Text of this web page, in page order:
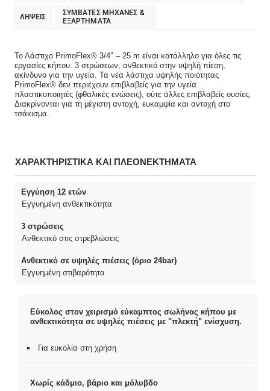
ΛΗΨΕΙΣ
ΣΥΜΒΑΤΕΣ ΜΗΧΑΝΕΣ &
ΕΞΑΡΤΗΜΑΤΑ
Το Λάστιχο PrimoFlex® 3/4″ – 25 m είναι κατάλληλο για όλες τις
εργασίες κήπου. 3 στρώσεων, ανθεκτικό στην υψηλή πίεση,
ακίνδυνο για την υγεία. Τα νέα λάστιχα υψηλής ποιότητας
PrimoFlex® δεν περιέχουν επιβλαβείς για την υγεία
πλαστικοποιητές (φθαλικές ενώσεις), ούτε άλλες επιβλαβείς ουσίες.
Διακρίνονται για τη μέγιστη αντοχή, ευκαμψία και αντοχή στο
τσάκισμα.
ΧΑΡΑΚΤΗΡΙΣΤΙΚΑ ΚΑΙ ΠΛΕΟΝΕΚΤΗΜΑΤΑ
Εγγύηση 12 ετών
Εγγυημένη ανθεκτικότητα
3 στρώσεις
Ανθεκτικό στις στρεβλώσεις
Ανθεκτικό σε υψηλές πιέσεις (όριο 24bar)
Εγγυημένη στιβαρότητα
Εύκολος στον χειρισμό εύκαμπτος σωλήνας κήπου με
ανθεκτικότητα σε υψηλές πιέσεις με "πλεκτή" ενίσχυση.
Για ευκολία στη χρήση
Χωρίς κάδμιο, βάριο και μόλυβδο